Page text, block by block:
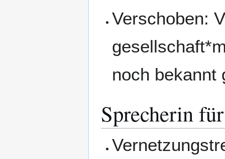
Verschoben:
noch bekannt
Sprecherin